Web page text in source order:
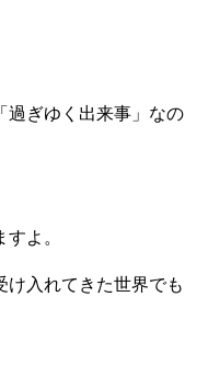
過ぎゆく出来事」なの
よ。
け入れてきた世界でも